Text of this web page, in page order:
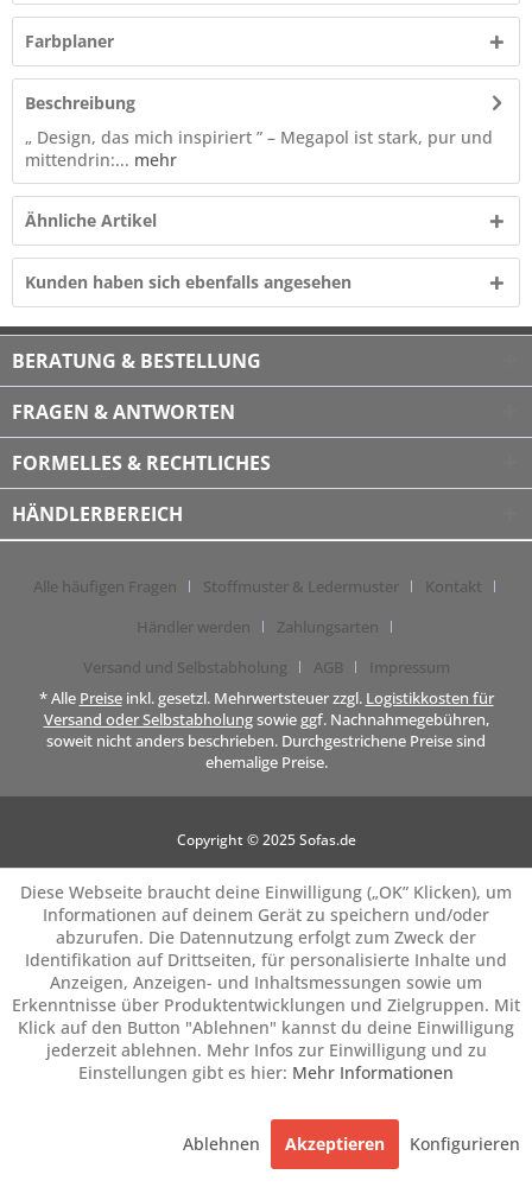
Farbplaner
Beschreibung
„ Design, das mich inspiriert ” – Megapol ist stark, pur und
mittendrin:... mehr
Ähnliche Artikel
Kunden haben sich ebenfalls angesehen
BERATUNG & BESTELLUNG
FRAGEN & ANTWORTEN
FORMELLES & RECHTLICHES
HÄNDLERBEREICH
Alle häufigen Fragen Stoffmuster & Ledermuster
Kontakt
Händler werden
Zahlungsarten
Versand und Selbstabholung
AGB
Impressum
* Alle Preiseinkl. gesetzl. Mehrwertsteuer zzgl. Logistikkosten für
Versand oder Selbstabholungsowie ggf. Nachnahmegebühren,
soweit nicht anders beschrieben. Durchgestrichene Preise sind
ehemalige Preise.
Copyright © 2025 Sofas.de
Diese Webseite braucht deine Einwilligung („OK” Klicken), um
Informationen auf deinem Gerät zu speichern und/oder
abzurufen. Die Datennutzung erfolgt zum Zweck der
Identifikation auf Drittseiten, für personalisierte Inhalte und
Anzeigen, Anzeigen- und Inhaltsmessungen sowie um
Erkenntnisse über Produktentwicklungen und Zielgruppen. Mit
Klick auf den Button "Ablehnen" kannst du deine Einwilligung
jederzeit ablehnen. Mehr Infos zur Einwilligung und zu
Einstellungen gibt es hier: Mehr Informationen
Ablehnen Akzeptieren Konfigurieren